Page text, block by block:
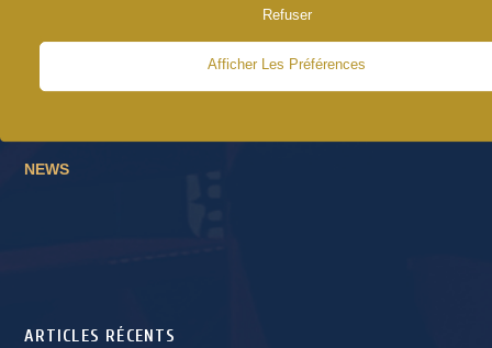
Refuser
Afficher Les Préférences
NEWS
ARTICLES RÉCENTS